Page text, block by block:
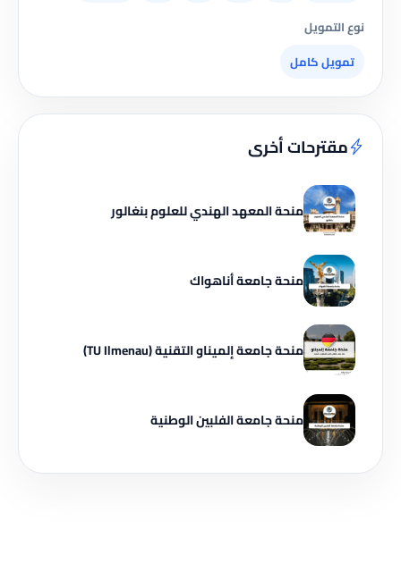
نوع التمويل
تمويل كامل
مقترحات أخرى
منحة المعهد الهندي للعلوم بنغالور
منحة جامعة أناهواك
منحة جامعة إلميناو التقنية (TU Ilmenau)
منحة جامعة الفلبين الوطنية